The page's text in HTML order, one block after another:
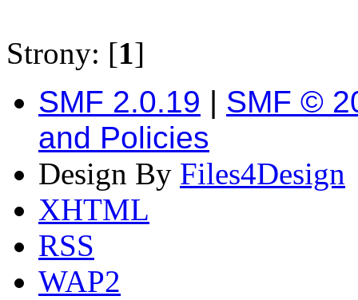
Strony: [1]
SMF 2.0.19 | SMF ©
and Policies
Design By Files4Design
XHTML
RSS
WAP2